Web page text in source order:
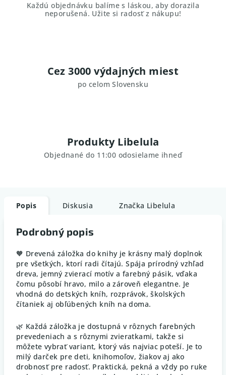
Každú objednávku balíme s láskou, aby dorazila
neporušená. Užite si radosť z nákupu!
Cez 3000 výdajných miest
po celom Slovensku
Produkty Libelula
Objednané do 11:00 odosielame ihneď
Popis Diskusia Značka Libelula
Podrobný popis
🧡 Drevená záložka do knihy je krásny malý doplnok
pre všetkých, ktorí radi čítajú. Spája prírodný vzhľad
dreva, jemný zvierací motív a farebný pásik, vďaka
čomu pôsobí hravo, milo a zároveň elegantne. Je
vhodná do detských kníh, rozprávok, školských
čítaniek aj obľúbených kníh na doma.
🌿 Každá záložka je dostupná v rôznych farebných
prevedeniach a s rôznymi zvieratkami, takže si
môžete vybrať variant, ktorý vás najviac poteší. Je to
milý darček pre deti, knihomoľov, žiakov aj ako
drobnosť pre radosť. Praktická, pekná a vždy po ruke